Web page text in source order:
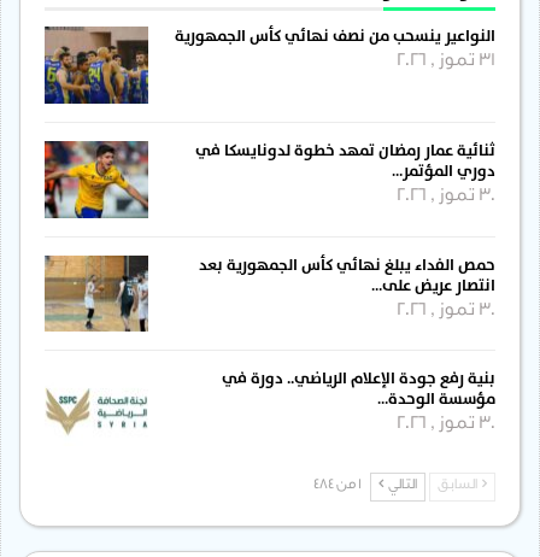
النواعير ينسحب من نصف نهائي كأس الجمهورية
31 تموز , 2026
ثنائية عمار رمضان تمهد خطوة لدونايسكا في
دوري المؤتمر…
30 تموز , 2026
حمص الفداء يبلغ نهائي كأس الجمهورية بعد
انتصار عريض على…
30 تموز , 2026
بنية رفع جودة الإعلام الرياضي.. دورة في
مؤسسة الوحدة…
30 تموز , 2026
السابق التالي